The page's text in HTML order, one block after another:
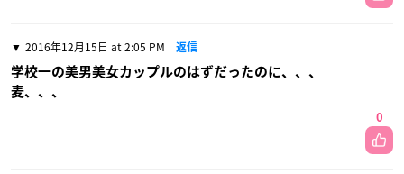
2016年12月15日 at 2:05 PM 返信
学校一の美男美女カップルのはずだったのに、、、
麦、、、
0